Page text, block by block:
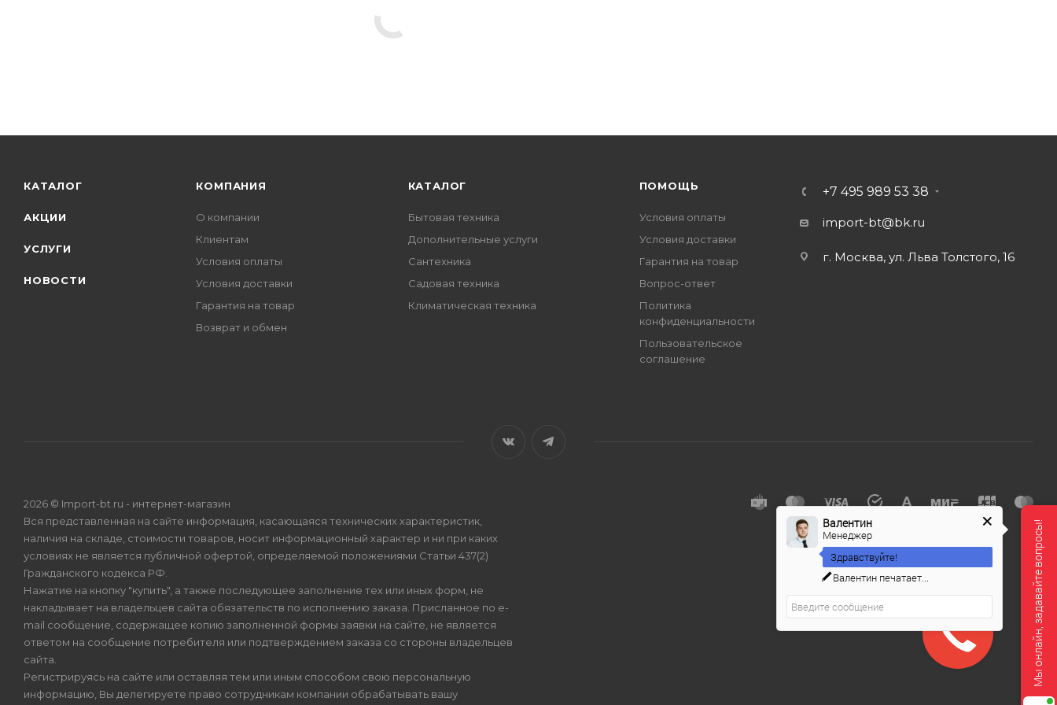
КАТАЛОГ
АКЦИИ
УСЛУГИ
НОВОСТИ
КОМПАНИЯ
О компании
Клиентам
Условия оплаты
Условия доставки
Гарантия на товар
Возврат и обмен
КАТАЛОГ
Бытовая техника
Дополнительные услуги
Сантехника
Садовая техника
Климатическая техника
ПОМОЩЬ
Условия оплаты
Условия доставки
Гарантия на товар
Вопрос-ответ
Политика
конфиденциальности
Пользовательское
соглашение
+7 495 989 53 38
import-bt@bk.ru
г. Москва, ул. Льва Толстого, 16
2026 © Import-bt.ru - интернет-магазин
Вся представленная на сайте информация, касающаяся технических характеристик,
наличия на складе, стоимости товаров, носит информационный характер и ни при каких
условиях не является публичной офертой, определяемой положениями Статьи 437(2)
Гражданского кодекса РФ.
Нажатие на кнопку "купить", а также последующее заполнение тех или иных форм, не
накладывает на владельцев сайта обязательств по исполнению заказа. Присланное по e-
mail сообщение, содержащее копию заполненной формы заявки на сайте, не является
ответом на сообщение потребителя или подтверждением заказа со стороны владельцев
сайта.
Регистрируясь на сайте или оставляя тем или иным способом свою персональную
информацию, Вы делегируете право сотрудникам компании обрабатывать вашу
Мы онлайн, задавайте вопросы!
Валентин
Менеджер
Здравствуйте!
Валентин печатает...